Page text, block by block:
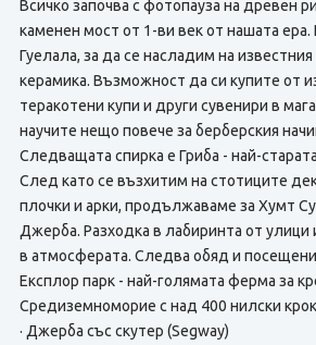
Всичко започва с фотопауза на древен
каменен мост от 1-ви век от нашата
Гуелала, за да се насладим на
керамика. Възможност да си купите от
теракотени купи и други сувенири в
научите нещо повече за берберския
Следващата спирка е Гриба - най-
След като се възхитим на стотиците
плочки и арки, продължаваме за Хумт
Джерба. Разходка в лабиринта от улици
в атмосферата. Следва обяд и
Експлор парк - най-голямата ферма за
Средиземноморие с над 400 нилски
· Джерба със скутер (Segway)